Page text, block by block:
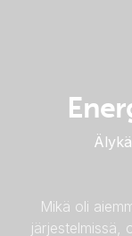
Mikä oli
järjestelmissä,